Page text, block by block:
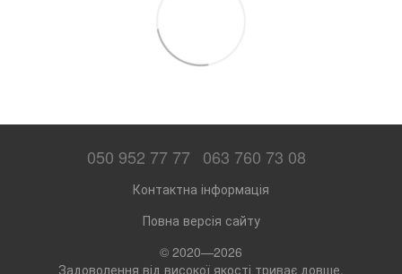
050 952 77 77 063 760 73 08
Контактна інформація
Повна версія сайту
© 2020—2026
Задоволення від високої якості триває довше,